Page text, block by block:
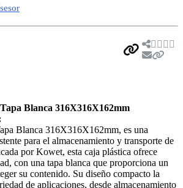
Blanca 316X316X162mm
Blanca 316X316X162mm, es una
para el almacenamiento y transporte de
por Kowet, esta caja plástica ofrece
con una tapa blanca que proporciona un
su contenido. Su diseño compacto la
de aplicaciones, desde almacenamiento